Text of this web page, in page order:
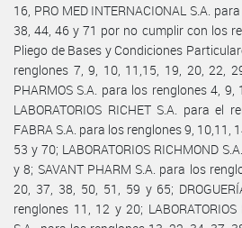
16, PRO MED INTERNACIONAL S.A.
38, 44, 46 y 71 por no cumplir con los
Pliego de Bases y Condiciones
renglones 7, 9, 10, 11,15, 19, 20, 22,
PHARMOS S.A. para los renglones 4,
LABORATORIOS RICHET S.A. para el
FABRA S.A. para los renglones 9, 10,11,
53 y 70; LABORATORIOS RICHMOND
y 8; SAVANT PHARM S.A. para los
20, 37, 38, 50, 51, 59 y 65;
renglones 11, 12 y 20; LABORATORIOS